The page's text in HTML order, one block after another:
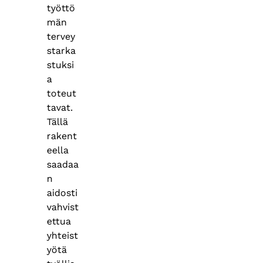
työttö
män
tervey
starka
stuksi
a
toteut
tavat.
Tällä
rakent
eella
saadaa
n
aidosti
vahvist
ettua
yhteist
yötä